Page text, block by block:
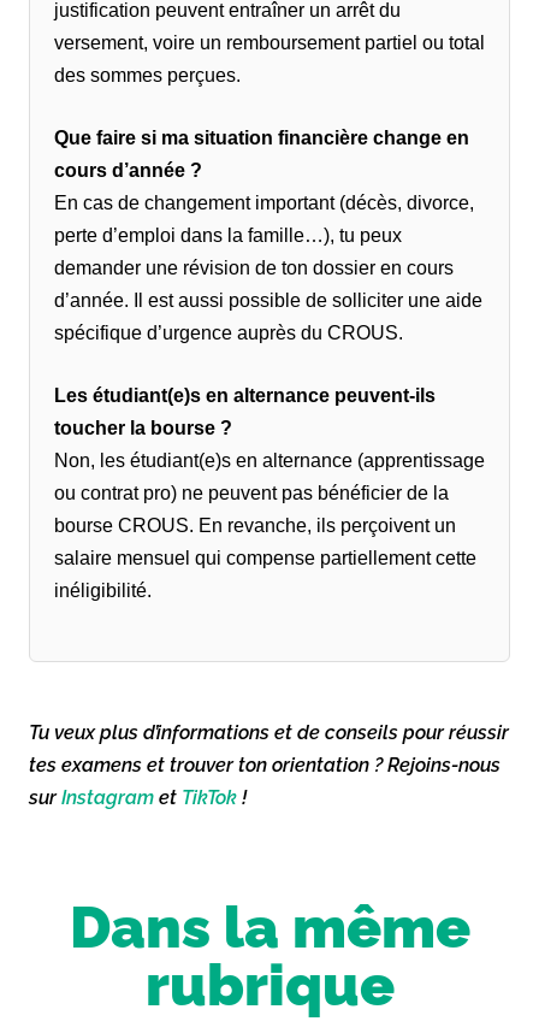
justification peuvent entraîner un arrêt du
versement, voire un remboursement partiel ou total
des sommes perçues.
Que faire si ma situation financière change en
cours d’année ?
En cas de changement important (décès, divorce,
perte d’emploi dans la famille…), tu peux
demander une révision de ton dossier en cours
d’année. Il est aussi possible de solliciter une aide
spécifique d’urgence auprès du CROUS.
Les étudiant(e)s en alternance peuvent-ils
toucher la bourse ?
Non, les étudiant(e)s en alternance (apprentissage
ou contrat pro) ne peuvent pas bénéficier de la
bourse CROUS. En revanche, ils perçoivent un
salaire mensuel qui compense partiellement cette
inéligibilité.
Tu veux plus d’informations et de conseils pour réussir
tes examens et trouver ton orientation ? Rejoins-nous
surInstagram et TikTok !
Dans la même
rubrique